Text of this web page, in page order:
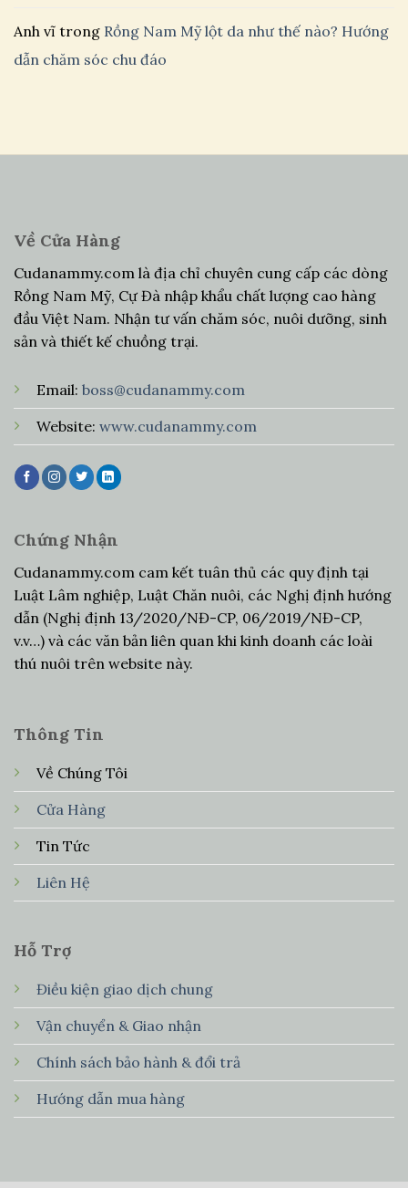
Anh vĩ trong Rồng Nam Mỹ lột da như thế nào? Hướng
dẫn chăm sóc chu đáo
Về Cửa Hàng
Cudanammy.com là địa chỉ chuyên cung cấp các dòng
Rồng Nam Mỹ, Cự Đà nhập khẩu chất lượng cao hàng
đầu Việt Nam. Nhận tư vấn chăm sóc, nuôi dưỡng, sinh
sản và thiết kế chuồng trại.
Email: boss@cudanammy.com
Website: www.cudanammy.com
Thông Tin
Về Chúng Tôi
Cửa Hàng
Tin Tức
Liên Hệ
Hỗ Trợ
Điều kiện giao dịch chung
Vận chuyển & Giao nhận
Chính sách bảo hành & đổi trả
Hướng dẫn mua hàng
Chứng Nhận
Cudanammy.com cam kết tuân thủ các quy định tại
Luật Lâm nghiệp, Luật Chăn nuôi, các Nghị định hướng
dẫn (Nghị định 13/2020/NĐ-CP, 06/2019/NĐ-CP,
v.v…) và các văn bản liên quan khi kinh doanh các loài
thú nuôi trên website này.